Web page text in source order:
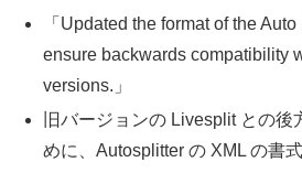
Updated the format of the
ensure backwards compatibility
versions.
旧バージョンの Livesplit との後
めに、Autosplitter の XML の書式